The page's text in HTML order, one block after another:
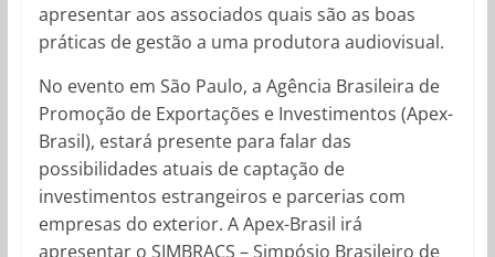
apresentar aos associados quais são as boas
práticas de gestão a uma produtora audiovisual.
No evento em São Paulo, a Agência Brasileira de
Promoção de Exportações e Investimentos (Apex-
Brasil), estará presente para falar das
possibilidades atuais de captação de
investimentos estrangeiros e parcerias com
empresas do exterior. A Apex-Brasil irá
apresentar o SIMBRACS – Simpósio Brasileiro de